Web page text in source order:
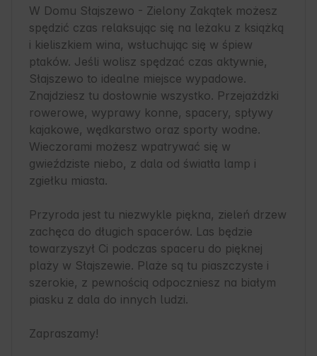
W Domu Słajszewo - Zielony Zakątek możesz
spędzić czas relaksując się na leżaku z książką
i kieliszkiem wina, wsłuchując się w śpiew
ptaków. Jeśli wolisz spędzać czas aktywnie,
Słajszewo to idealne miejsce wypadowe.
Znajdziesz tu dosłownie wszystko. Przejażdżki
rowerowe, wyprawy konne, spacery, spływy
kajakowe, wędkarstwo oraz sporty wodne.
Wieczorami możesz wpatrywać się w
gwieździste niebo, z dala od światła lamp i
zgiełku miasta.
Przyroda jest tu niezwykle piękna, zieleń drzew
zachęca do długich spacerów. Las będzie
towarzyszył Ci podczas spaceru do pięknej
plaży w Słajszewie. Plaże są tu piaszczyste i
szerokie, z pewnością odpoczniesz na białym
piasku z dala do innych ludzi.
Zapraszamy!